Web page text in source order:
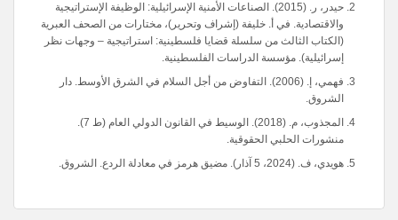
حيدر، ر. (2015). الصناعات الأمنية الإسرائيلية: الوظيفة الإستراتيجية
والاقتصادية. في أ. خليفة (إشراف وتحرير)، مختارات من الصحف العبرية
(الكتاب الثالث من سلسلة قضايا فلسطينية: استراتيجية – وجهات نظر
إسرائيلية). مؤسسة الدراسات الفلسطينية.
فهمي، إ. (2006). التفاوض من أجل السلام في الشرق الأوسط. دار
الشروق.
المجذوب، م. (2018). الوسيط في القانون الدولي العام (ط 7).
منشورات الحلبي الحقوقية.
هويدي، ف. (2024، 5 آذار). مضيق هرمز في معادلة الردع. الشروق.